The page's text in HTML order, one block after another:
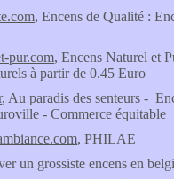
, Encens de Qualité :
pur.com, Encens Naturel et
à partir de 0.45 Euro
, Au paradis des senteurs -
- Commerce équitable
, PHILAE
un grossiste encens en